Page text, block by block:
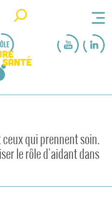
qui prennent soin.
le rôle d'aidant dans